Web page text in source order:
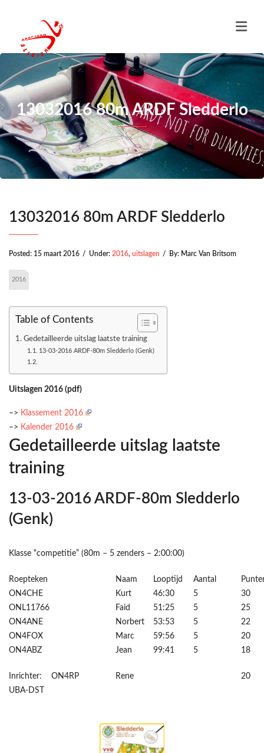
13032016 80m ARDF Sledderlo
13032016 80m ARDF Sledderlo
Posted: 15 maart 2016 / Under: 2016, uitslagen / By: Marc Van Britsom
2016
Table of Contents
Gedetailleerde uitslag laatste training
13-03-2016 ARDF-80m Sledderlo (Genk)
Uitslagen 2016 (pdf)
–> Klassement 2016
–> Kalender 2016
Gedetailleerde uitslag laatste
training
13-03-2016 ARDF-80m Sledderlo
(Genk)
Klasse “competitie” (80m – 5 zenders – 2:00:00)
Roepteken Naam Looptijd Aantal
ON4CHE
Kurt 46:30 5
30
ONL11766
Faid 51:25 5
25
ON4ANE
Norbert 53:53 5
22
ON4FOX
Marc 59:56 5
20
ON4ABZ
Jean 99:41 5 18
Inrichter: ON4RP Rene
20
UBA-DST